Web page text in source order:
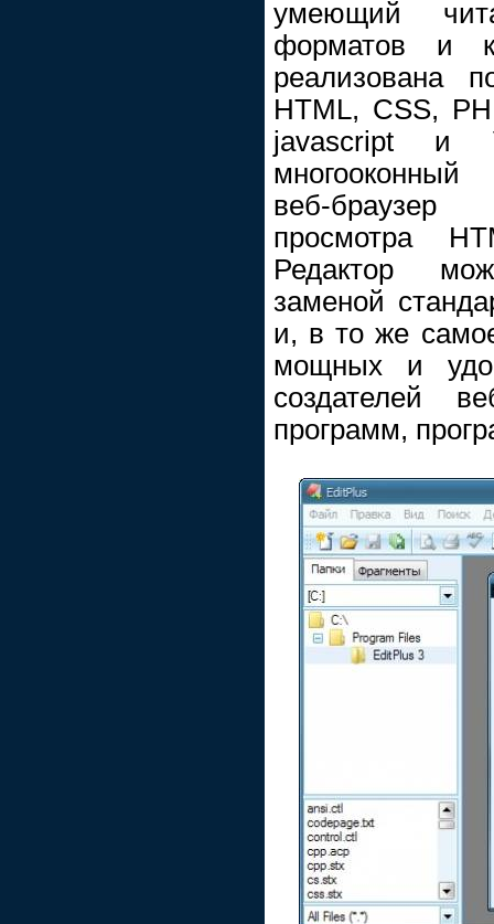
умеющий
форматов и
реализована
HTML, CSS,
javascript и
веб-браузер
просмотра
Редактор
заменой
и, в то же
мощных и
создателей
программ,